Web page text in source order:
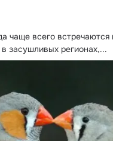
чаще всего
засушливых регионах,...